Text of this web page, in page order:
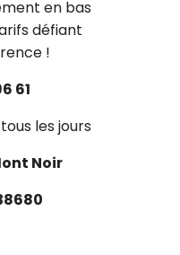
en bas
défiant
!
61
les jours
Noir